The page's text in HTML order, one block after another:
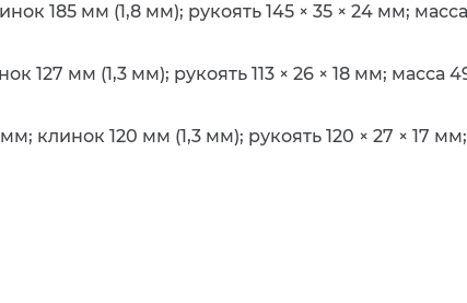
185 мм (1,8 мм); рукоять 145 × 35 × 24 мм; масса
мм (1,3 мм); рукоять 113 × 26 × 18 мм; масса
клинок 120 мм (1,3 мм); рукоять 120 × 27 × 17 мм;